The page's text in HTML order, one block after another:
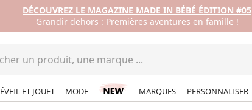
DÉCOUVREZ LE MAGAZINE MADE IN BÉBÉ ÉDITION #05
Grandir dehors : Premières aventures en famille !
ÉVEIL ET JOUET MODE MARQUES PERSONNALISER